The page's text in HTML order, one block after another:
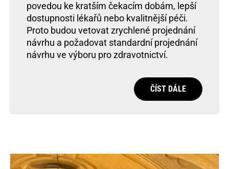
povedou ke kratším čekacím dobám, lepší
dostupnosti lékařů nebo kvalitnější péči.
Proto budou vetovat zrychlené projednání
návrhu a požadovat standardní projednání
návrhu ve výboru pro zdravotnictví.
ČÍST DÁLE